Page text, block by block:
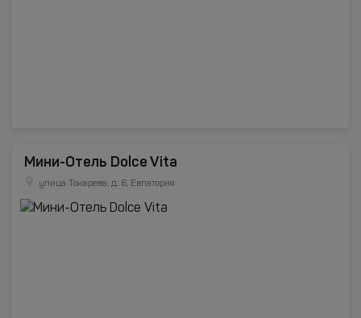
Мини-Отель Dolce Vita
улица Токарева, д. 6, Евпатория